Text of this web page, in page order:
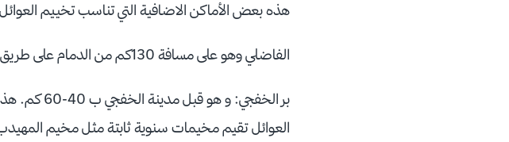
هذه بعض الأماكن الاضافية التي تناسب تخييم العوائل
الفاضلي وهو على مسافة 130كم من الدمام على طريق أبو حدرية.... اي قبل لفة النعيرية (محطة العسيس) ب 50 كم.
بر الخفجي:
العوائل تقيم مخيمات سنوية ثابتة مثل مخيم